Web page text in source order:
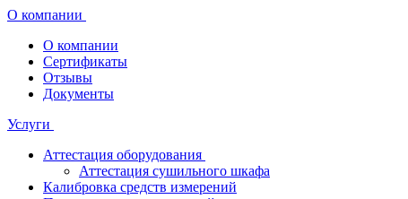
О компании
О компании
Сертификаты
Отзывы
Документы
Услуги
Аттестация оборудования
Аттестация сушильного шкафа
Калибровка средств измерений